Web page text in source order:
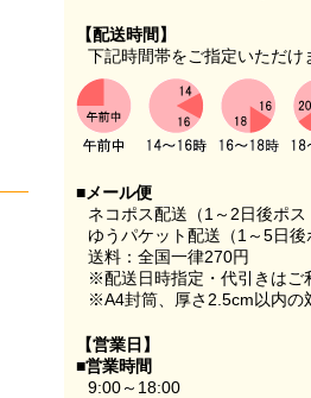
【配送時間】
下記時間帯をご指定いただけ
■メール便
ネコポス配送（1～2日後ポ
ゆうパケット配送（1～5日
送料：全国一律270円
※配送日時指定・代引きはご
※A4封筒、厚さ2.5cm以内の
【営業日】
■営業時間
9:00～18:00